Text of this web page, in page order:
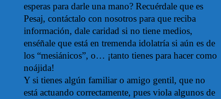
esperas para darle una mano? Recuérdale que es
Pesaj, contáctalo con nosotros para que reciba
información, dale caridad si no tiene medios,
enséñale que está en tremenda idolatría si aún es de
los “mesiánicos”, o… ¡tanto tienes para hacer como
noájida!
Y si tienes algún familiar o amigo gentil, que no
está actuando correctamente, pues viola algunos de